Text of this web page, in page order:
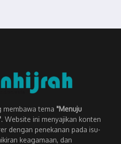
tema "Menuju
. Website ini menyajikan konten
dengan penekanan pada isu-
keagamaan, dan